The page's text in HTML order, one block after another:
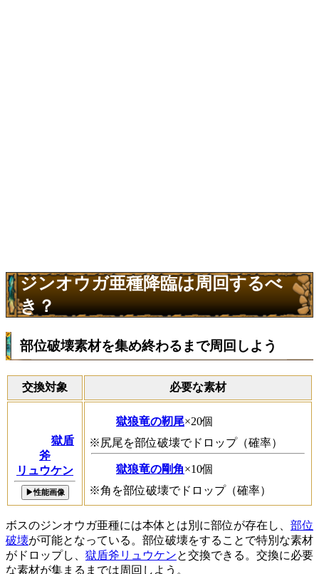
ジンオウガ亜種降臨は周回するべ
き？
部位破壊素材を集め終わるまで周回しよう
交換対象 必要な素材
獄盾
斧
リュウケン
▶性能画像
獄狼竜の靭尾×20個
※尻尾を部位破壊でドロップ（確率）
獄狼竜の剛角×10個
※角を部位破壊でドロップ（確率）
ボスのジンオウガ亜種には本体とは別に部位が存在し、 部位
破壊が可能となっている。部位破壊をすることで特別な素材
がドロップし、 獄盾斧リュウケンと交換できる。交換に必要
な素材が集まるまでは周回しよう。